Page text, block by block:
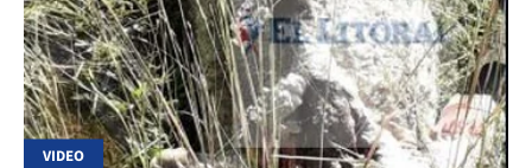
VIDEO